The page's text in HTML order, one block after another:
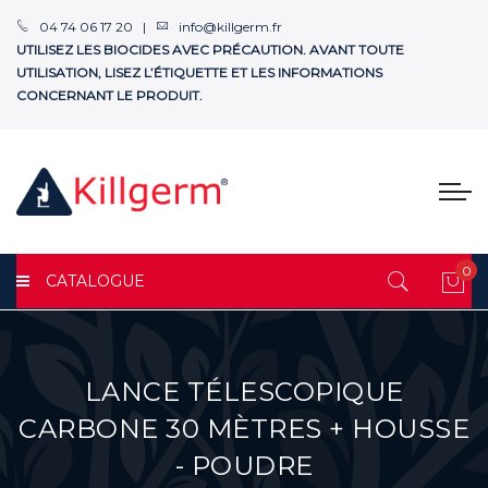
04 74 06 17 20 |
info@killgerm.fr
UTILISEZ LES BIOCIDES AVEC PRÉCAUTION. AVANT TOUTE
UTILISATION, LISEZ L’ÉTIQUETTE ET LES INFORMATIONS
CONCERNANT LE PRODUIT.
CATALOGUE
0
LANCE TÉLESCOPIQUE
CARBONE 30 MÈTRES + HOUSSE
- POUDRE